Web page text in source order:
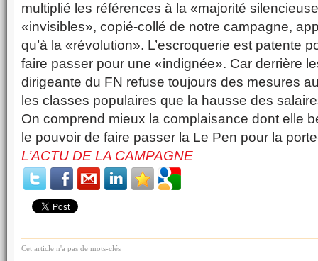
multiplié les références à la «majorité
«invisibles», copié-collé de notre campagne,
qu’à la «révolution». L’escroquerie est patente
faire passer pour une «indignée». Car derrière
dirigeante du FN refuse toujours des mesures
les classes populaires que la hausse des
On comprend mieux la complaisance dont elle
le pouvoir de faire passer la Le Pen pour la
L’ACTU DE LA CAMPAGNE
Cet article n'a pas de mots-clés